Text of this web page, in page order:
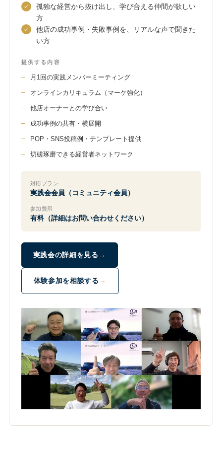
孤独な経営から抜け出し、学び合える仲間が欲しい
方
他店の成功事例・失敗事例を、リアルな声で聞きた
い方
提供する内容
月1回の実践メンバーミーティング
オンラインカリキュラム（マーケ強化）
他店オーナーとの学び合い
成功事例の共有・横展開
POP・SNS投稿例・テンプレート提供
切磋琢磨できる経営者ネットワーク
対応プラン
実践会会員（コミュニティ会員）
参加費用
有料（詳細はお問い合わせください）
実践会の詳細を見る
体験参加を相談する